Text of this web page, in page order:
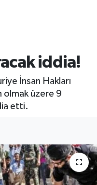
iddia!
İnsan Hakları
olmak üzere 9
etti.